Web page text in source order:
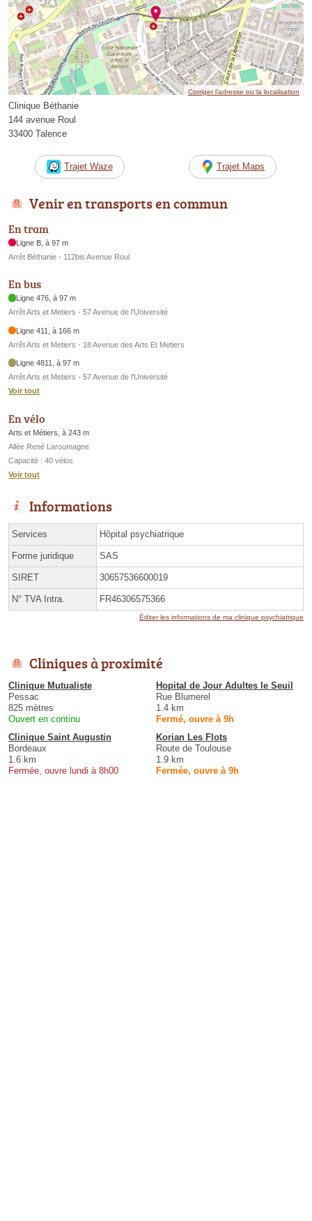
Corriger l’adresse ou la localisation
Clinique Béthanie
144 avenue Roul
33400 Talence
Trajet Waze Trajet Maps
Venir en transports en commun
En tram
Ligne B, à 97 m
Arrêt Béthanie - 112bis Avenue Roul
En bus
Ligne 476, à 97 m
Arrêt Arts et Metiers - 57 Avenue de l'Université
Ligne 411, à 166 m
Arrêt Arts et Metiers - 18 Avenue des Arts Et Metiers
Ligne 4811, à 97 m
Arrêt Arts et Metiers - 57 Avenue de l'Université
Voir tout
En vélo
Arts et Métiers, à 243 m
Allée René Laroumagne
Capacité : 40 vélos
Voir tout
Informations
Services Hôpital psychiatrique
Forme juridique SAS
SIRET 30657536600019
N° TVA Intra. FR46306575366
Éditer les informations de ma clinique psychiatrique
Cliniques à proximité
Clinique Mutualiste
Pessac
825 mètres
Ouvert en continu
Hopital de Jour Adultes le Seuil
Rue Blumerel
1.4 km
Fermé, ouvre à 9h
Clinique Saint Augustin
Bordeaux
1.6 km
Fermée, ouvre lundi à 8h00
Korian Les Flots
Route de Toulouse
1.9 km
Fermée, ouvre à 9h